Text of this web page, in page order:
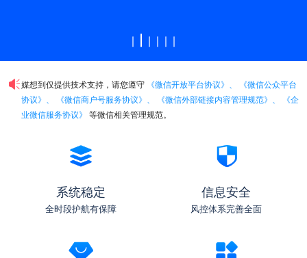
媒想到仅提供技术支持，请您遵守 《微信开放平台协议》、
《微信公众平台
协议》、
《微信商户号服务协议》、 《微信外部链接内容管理规范》、
《企
业微信服务协议》
等微信相关管理规范。
系统稳定
全时段护航有保障
信息安全
风控体系完善全面